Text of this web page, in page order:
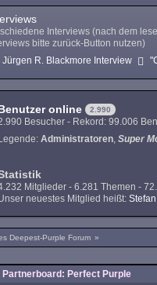
Interviews (nach dem
bitte zurück-Button nutzen)
Jürgen R. Blackmore Interview
online 2.990
Besucher - Rekord: 99.006
Legende: Administratoren Super
Mitglieder - 6.281 Themen -
neuestes Mitglied heißt:
Deepest-Purple Forum »
Partnerboard: Perfect Purple